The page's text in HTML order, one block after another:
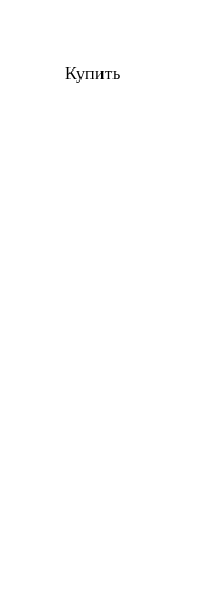
Купить